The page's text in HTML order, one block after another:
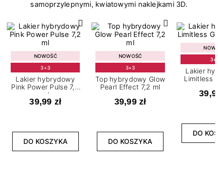
samoprzylepnymi, kwiatowymi naklejkami 3D.
NOWOŚĆ
3+3
Lakier hybrydowy
Pink Power Pulse 7,2
ml
39,99 zł
DO KOSZYKA
NOWOŚĆ
3+3
Top hybrydowy Glow
Pearl Effect 7,2 ml
39,99 zł
DO KOSZYKA
Lakier
Limitless
DO